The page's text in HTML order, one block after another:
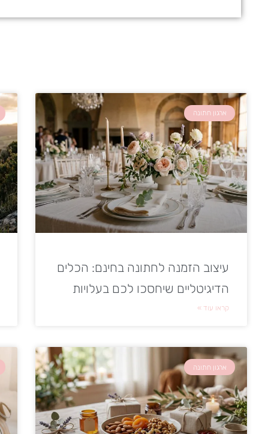
ארגון חתונה
עיצוב הזמנה לחתונה בחינם: הכלים
הדיגיטליים שיחסכו לכם בעלויות
קראו עוד »
ארגון חתונה